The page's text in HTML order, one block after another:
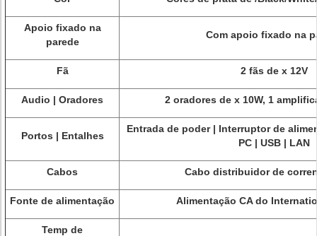
Apoio fixado na
parede
Com apoio fixado na
Fã 2 fãs de x 12V
Audio | Oradores 2 oradores de x 10W, 1
Portos | Entalhes
Entrada de poder | Interruptor de
PC | USB | LAN
Cabos Cabo distribuidor de
Fonte de alimentação Alimentação CA do
Temp de